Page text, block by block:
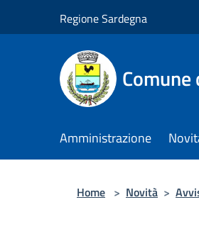
Regione Sardegna
Comune
Amministrazione
Home > Novità >